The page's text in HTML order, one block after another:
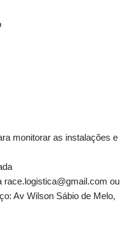
monitorar as instalações e
race.logistica@gmail.com ou
Av Wilson Sábio de Melo,